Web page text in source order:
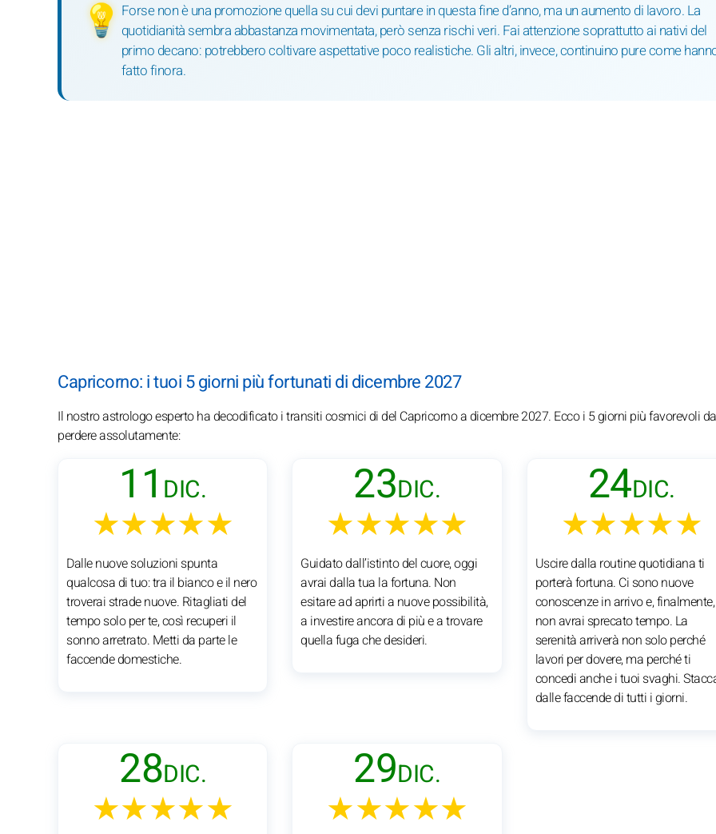
💡 Forse non è una promozione quella su cui devi puntare in questa fine d’anno, ma un aumento di lavoro. La
quotidianità sembra abbastanza movimentata, però senza rischi veri. Fai attenzione soprattutto ai nativi del
primo decano: potrebbero coltivare aspettative poco realistiche. Gli altri, invece, continuino pure come
fatto finora.
Capricorno: i tuoi 5 giorni più fortunati di dicembre 2027
Il nostro astrologo esperto ha decodificato i transiti cosmici di del Capricorno a dicembre 2027. Ecco i 5 giorni più favorevoli
perdere assolutamente:
11 DIC.
★★★★★
Dalle nuove soluzioni spunta
qualcosa di tuo: tra il bianco e il nero
troverai strade nuove. Ritagliati del
tempo solo per te, così recuperi il
sonno arretrato. Metti da parte le
faccende domestiche.
23DIC.
★★★★★
Guidato dall’istinto del cuore, oggi
avrai dalla tua la fortuna. Non
esitare ad aprirti a nuove possibilità,
a investire ancora di più e a trovare
quella fuga che desideri.
24DIC.
★★★★★
Uscire dalla routine quotidiana ti
porterà fortuna. Ci sono nuove
conoscenze in arrivo e, finalmente,
non avrai sprecato tempo. La
serenità arriverà non solo perché
lavori per dovere, ma perché ti
concedi anche i tuoi svaghi.
dalle faccende di tutti i giorni.
28DIC.
★★★★★
29DIC.
★★★★★